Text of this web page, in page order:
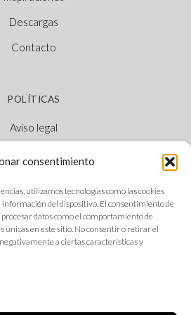
consentimiento
utilizamos tecnologías como las cookies
información del dispositivo. El consentimiento de
datos como el comportamiento de
únicas en este sitio. No consentir o retirar el
a ciertas características y
Descargas
Contacto
POLÍTICAS
Aviso legal
Canal Ético